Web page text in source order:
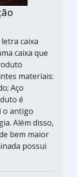
caixa
caixa que
materiais:
Aço
é
o antigo
Além disso,
bem maior
possui